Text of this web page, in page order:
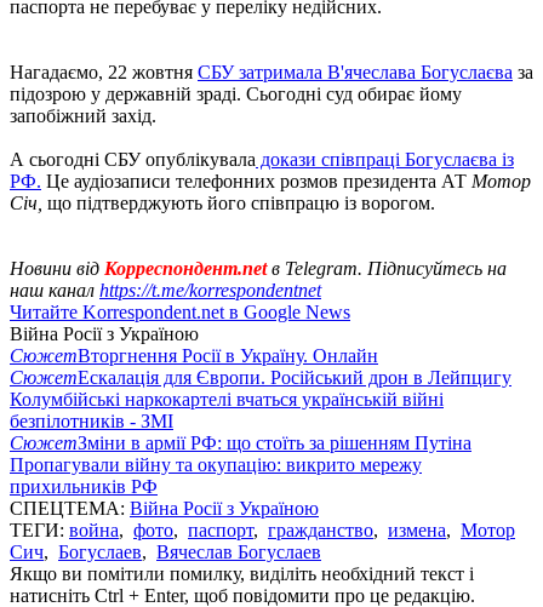
паспорта не перебуває у переліку недійсних.
Нагадаємо, 22 жовтня СБУ затримала В'ячеслава Богуслаєва за
підозрою у державній зраді. Сьогодні суд обирає йому
запобіжний захід.
А сьогодні СБУ опублікувала докази співпраці Богуслаєва із
РФ. Це аудіозаписи телефонних розмов президента АТ Мотор
Січ, що підтверджують його співпрацю із ворогом.
Новини від Корреспондент.netв Telegram. Підписуйтесь на
наш канал https://t.me/korrespondentnet
Читайте Korrespondent.net в Google News
Війна Росії з Україною
СюжетВторгнення Росії в Україну. Онлайн
СюжетЕскалація для Європи. Російський дрон в Лейпцигу
Колумбійські наркокартелі вчаться українській війні
безпілотників - ЗМІ
СюжетЗміни в армії РФ: що стоїть за рішенням Путіна
Пропагували війну та окупацію: викрито мережу
прихильників РФ
СПЕЦТЕМА: Війна Росії з Україною
ТЕГИ: война, фото, паспорт, гражданство, измена, Мотор
Сич, Богуслаев, Вячеслав Богуслаев
Якщо ви помітили помилку, виділіть необхідний текст і
натисніть Ctrl + Enter, щоб повідомити про це редакцію.